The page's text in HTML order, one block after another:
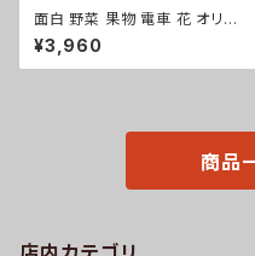
面白 野菜 果物 電車 花 オリジ
ナル 刺繍 ワンポイント コーデュ
ロイ バケットハット メンズ レデ
ィース 帽子 自社ブランド ロゴ
¥3,960
商品